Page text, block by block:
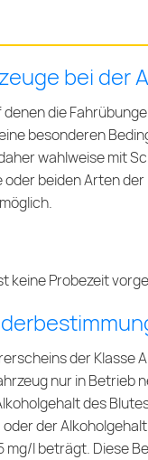
bei der
denen die
besonderen
wahlweise mit
beiden Arten der
keine Probezeit
der Klasse
nur in Betrieb
des
oder der
mg/l beträgt. Diese